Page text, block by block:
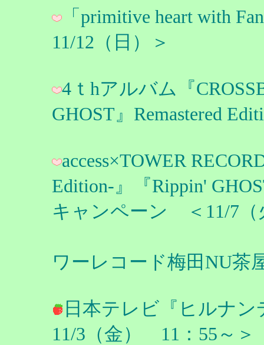
「primitive heart with
11/12（日）＞
4ｔhアルバム『
GHOST』Remastered
access×TOWER
Edition-』『Rippin'
キャンペーン ＜11/7
ワーレコード梅田NU茶
日本テレビ『ヒルナ
11/3（金） 11：55～